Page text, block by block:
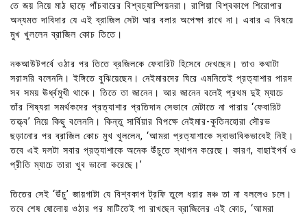
তে জয় নিয়ে মাঠ ছাড়ে পাঁচবারের বিশ্বচ্যাম্পিয়নরা। রাশিয়া বিশ্বকাপে শিরোপার
অন্যমত দাবিদার যে এই ব্রাজিল সেটা আর বলার অপেক্ষা রাখে না। এবার এ বিষয়ে
মুখ খুললেন ব্রাজিল কোচ তিতে।
নকআউটপর্বে ওঠার পর তিতে ব্রজিলকে ফেবারিট হিসেবে দেখছেন। তাও কথাটা
সরাসরি বলেননি। ইঙ্গিতে বুঝিয়েছেন। নেইমারদের ঘিরে এমনিতেই প্রত্যাশার পারদ
সব সময় ঊর্ধ্বমুখী থাকে। তিতে তা জানেন। আর জানেন বলেই প্রথম দুই ম্যাচে
তাঁর শিষ্যরা সমর্থকদের প্রত্যাশার প্রতিদান সেভাবে মেটাতে না পারায় ‘ফেবারিট
তত্ত্ব’ নিয়ে কিছু বলেননি। কিন্তু সার্বিয়ার বিপক্ষে নেইমার-কুতিনহোরা সৌরভ
ছড়ানোর পর ব্রাজিল কোচ মুখ খুললেন, ‘আমরা প্রত্যাশাকে স্বাভাবিকভাবেই নিই।
তবে এই দলটা সবার প্রত্যাশাকে অনেক উঁচুতে স্থাপন করেছে। কারণ, বাছাইপর্ব ও
প্রীতি ম্যাচে তারা খুব ভালো করেছে।’
তিতের সেই ‘উঁচু’ জায়গাটা যে বিশ্বকাপ ট্রফি তুলে ধরার মঞ্চ তা না বললেও চলে।
তবে শেষ ষোলোয় ওঠার পর মাটিতেই পা রাখছেন ব্রাজিলের এই কোচ, ‘আমরা